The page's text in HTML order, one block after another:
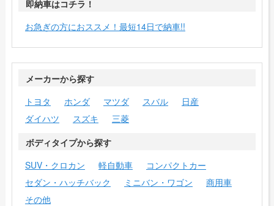
即納車はコチラ！
お急ぎの方におススメ！最短14日で納車!!
メーカーから探す
トヨタ
ホンダ マツダ スバル
日産
ダイハツ
スズキ
三菱
ボディタイプから探す
SUV・クロカン
軽自動車
コンパクトカー
セダン・ハッチバック
ミニバン・ワゴン
商用車
その他